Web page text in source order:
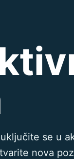
se u
nova